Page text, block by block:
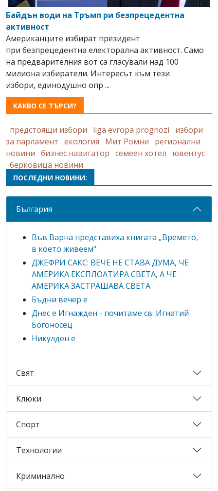
Байдън води на Тръмп ри безпрецедентна
активност
Американците избират президент
при безпрецедентна електорална активност. Само
на предварителния вот са гласували над 100
милиона избиратели. Интересът към тези
избори, единодушно опр ...
КАКВО СЕ ТЪРСИ?
предстоящи избори liga evropa prognozi
избори
за парламент екология Мит Ромни
регионални
новини бизнес навигатор семеен хотел
ювентус
берковица новини
ПОСЛЕДНИ НОВИНИ:
България
Във Варна представиха книгата „Времето,
в което живеем“
ДЖЕФРИ САКС: ВЕЧЕ НЕ СТАВА ДУМА, ЧЕ
АМЕРИКА ЕКСПЛОАТИРА СВЕТА, А ЧЕ
АМЕРИКА ЗАСТРАШАВА СВЕТА
Бъдни вечер е
Днес е Игнажден - почитаме св. Игнатий
Богоносец
Никулден е
Свят
Клюки
Спорт
Технологии
Криминално